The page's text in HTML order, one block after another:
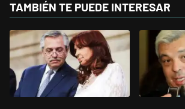
TAMBIÉN TE PUEDE INTERESAR